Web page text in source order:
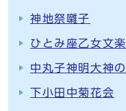
神地祭囃子
ひとみ座乙女文楽
中丸子神明大神
下小田中菊花会